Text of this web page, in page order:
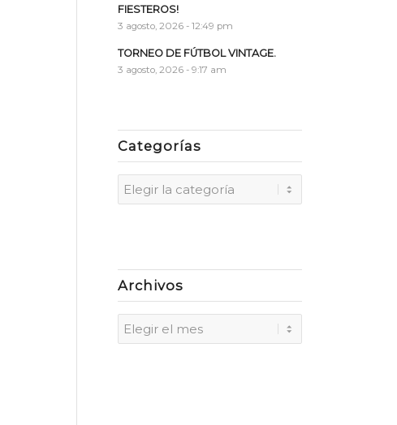
FIESTEROS!
3 agosto, 2026 - 12:49 pm
TORNEO DE FÚTBOL VINTAGE.
3 agosto, 2026 - 9:17 am
Categorías
Categorías
Archivos